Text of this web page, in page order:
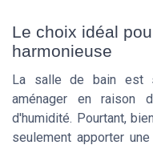
Le choix idéal
harmonieuse
La salle de bain est
aménager en raison
d'humidité. Pourtant,
seulement apporter